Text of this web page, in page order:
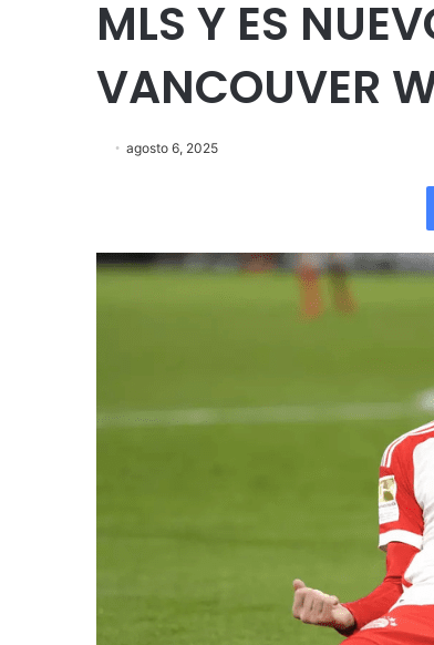
MLS Y ES
VANCOUVER
agosto 6, 2025